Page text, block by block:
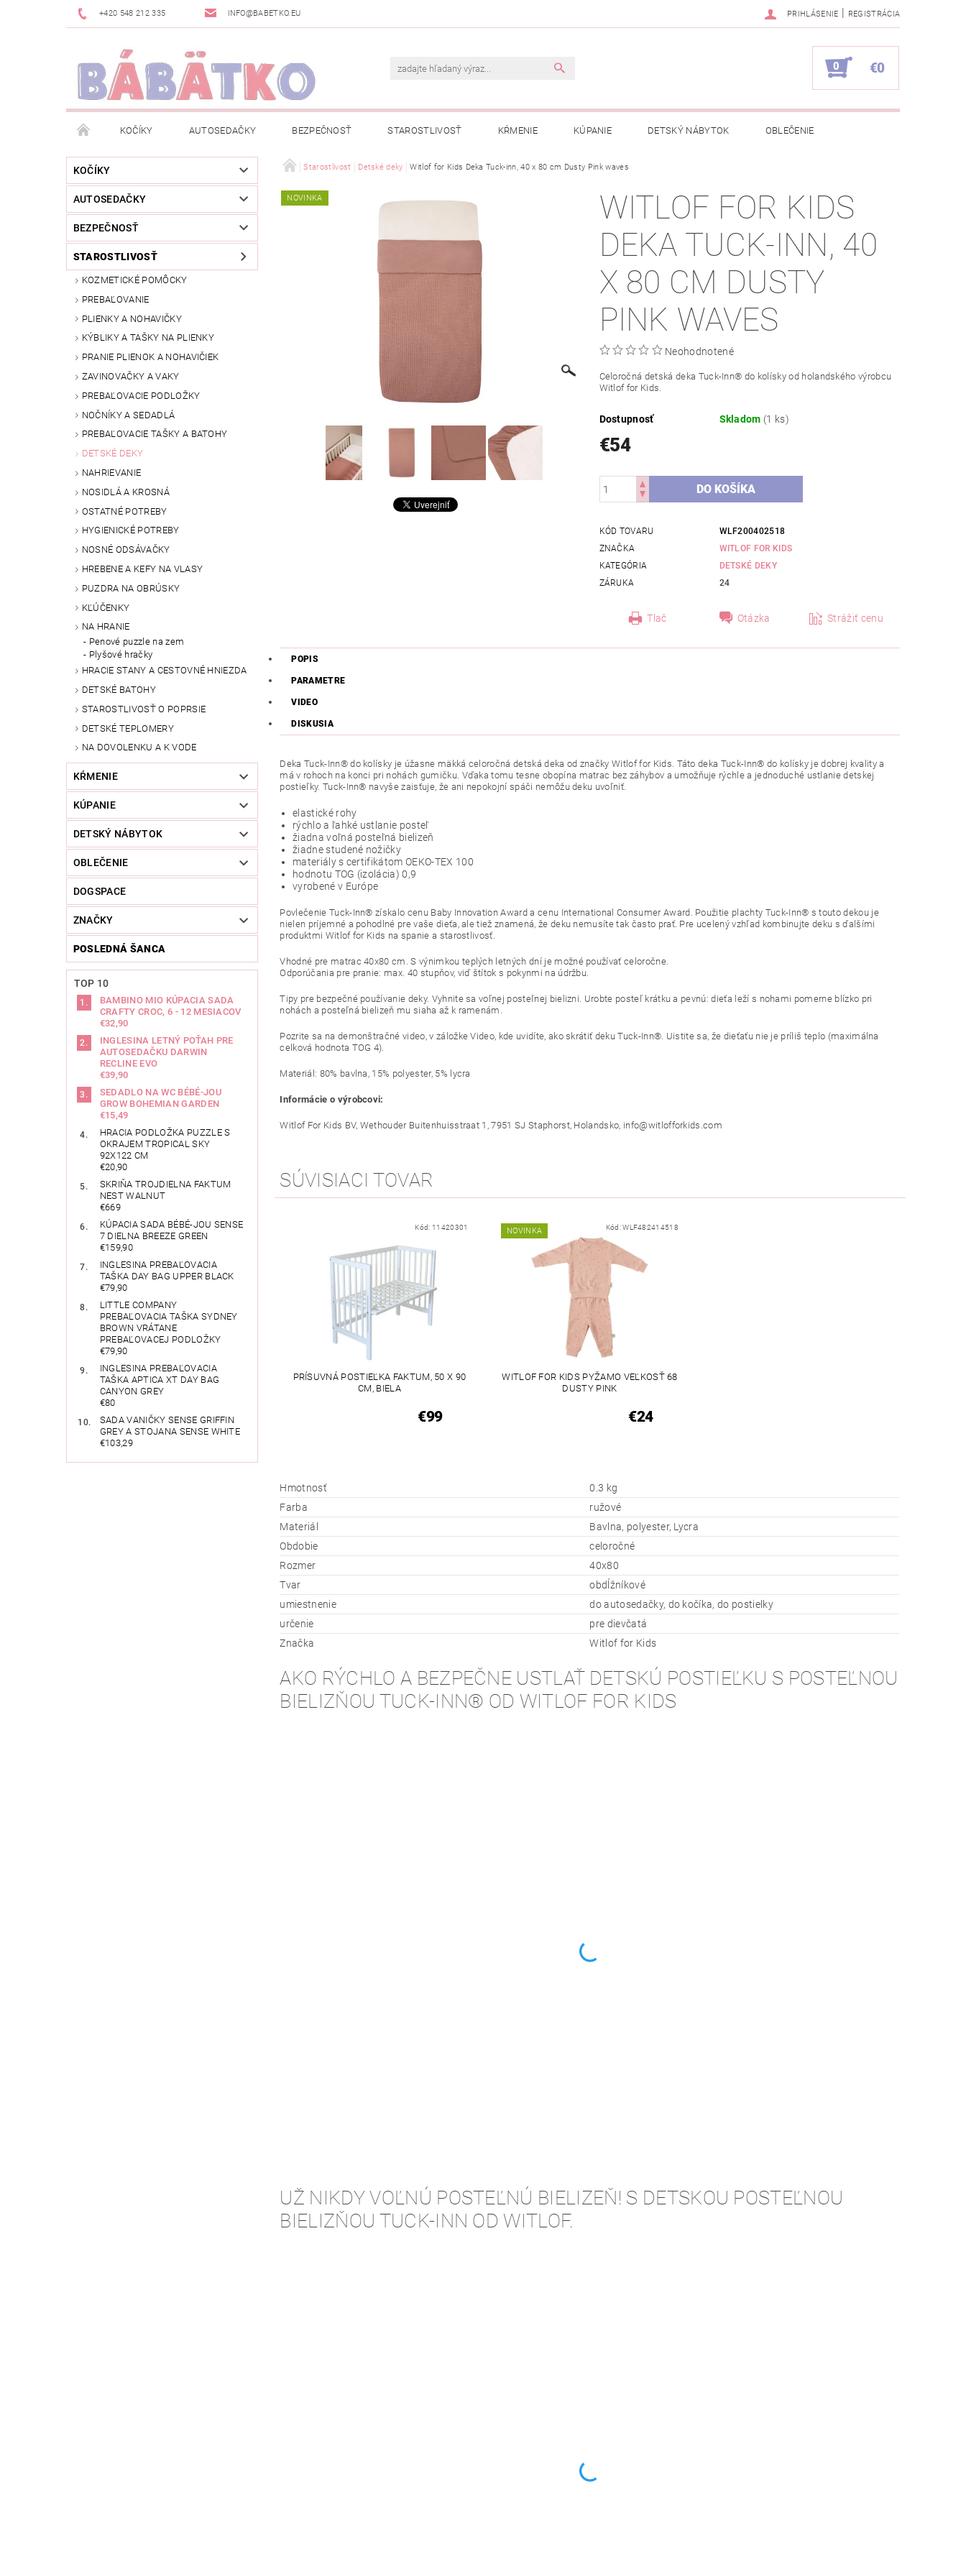
+420 548 212 335 INFO@BABETKO.EU PRIHLÁSENIE | REGISTRÁCIA
0 €0
KOČÍKY AUTOSEDAČKY BEZPEČNOSŤ STAROSTLIVOSŤ KŔMENIE KÚPANIE DETSKÝ NÁBYTOK OBLEČENIE
DOGSPACE POSLEDNÁ ŠANCA OBCHODNÉ PODMIENKY OCHRANA OSOBNÝCH ÚDAJOV
NOVINKY MOJA OBJEDNÁVKA
KOČÍKY
AUTOSEDAČKY
BEZPEČNOSŤ
STAROSTLIVOSŤ
KOZMETICKÉ POMÔCKY
PREBAĽOVANIE
PLIENKY A NOHAVIČKY
KÝBLIKY A TAŠKY NA PLIENKY
PRANIE PLIENOK A NOHAVIČIEK
ZAVINOVAČKY A VAKY
PREBAĽOVACIE PODLOŽKY
NOČNÍKY A SEDADLÁ
PREBAĽOVACIE TAŠKY A BATOHY
DETSKÉ DEKY
NAHRIEVANIE
NOSIDLÁ A KROSNÁ
OSTATNÉ POTREBY
HYGIENICKÉ POTREBY
NOSNÉ ODSÁVAČKY
HREBENE A KEFY NA VLASY
PUZDRA NA OBRÚSKY
KĽÚČENKY
NA HRANIE
Penové puzzle na zem
Plyšové hračky
HRACIE STANY A CESTOVNÉ HNIEZDA
DETSKÉ BATOHY
STAROSTLIVOSŤ O POPRSIE
DETSKÉ TEPLOMERY
NA DOVOLENKU A K VODE
KŔMENIE
KÚPANIE
DETSKÝ NÁBYTOK
OBLEČENIE
DOGSPACE
ZNAČKY
POSLEDNÁ ŠANCA
TOP 10
BAMBINO MIO KÚPACIA SADA
CRAFTY CROC, 6 - 12 MESIACOV
€32,90
INGLESINA LETNÝ POŤAH PRE
AUTOSEDAČKU DARWIN
RECLINE EVO
€39,90
SEDADLO NA WC BÉBÉ-JOU
GROW BOHEMIAN GARDEN
€15,49
HRACIA PODLOŽKA PUZZLE S
OKRAJEM TROPICAL SKY
92X122 CM
€20,90
SKRIŇA TROJDIELNA FAKTUM
NEST WALNUT
€669
KÚPACIA SADA BÉBÉ-JOU SENSE
7 DIELNA BREEZE GREEN
€159,90
INGLESINA PREBAĽOVACIA
TAŠKA DAY BAG UPPER BLACK
€79,90
LITTLE COMPANY
PREBAĽOVACIA TAŠKA SYDNEY
BROWN VRÁTANE
PREBAĽOVACEJ PODLOŽKY
€79,90
INGLESINA PREBAĽOVACIA
TAŠKA APTICA XT DAY BAG
CANYON GREY
€80
SADA VANIČKY SENSE GRIFFIN
GREY A STOJANA SENSE WHITE
€103,29
Starostlivosť Detské deky Witlof for Kids Deka Tuck-inn, 40 x 80 cm Dusty Pink waves
NOVINKA
WITLOF FOR KIDS
DEKA TUCK-INN, 40
X 80 CM DUSTY
PINK WAVES
Neohodnotené
Celoročná detská deka Tuck-Inn® do kolísky od holandského výrobcu
Witlof for Kids.
Dostupnosť Skladom (1 ks)
€54
KÓD TOVARU
WLF200402518
ZNAČKA
WITLOF FOR KIDS
KATEGÓRIA
DETSKÉ DEKY
ZÁRUKA
24
Tlač Otázka Strážiť cenu
POPIS
PARAMETRE
VIDEO
DISKUSIA
Deka Tuck-Inn® do kolísky je úžasne mäkká celoročná detská deka od značky Witlof for Kids. Táto deka Tuck-Inn® do kolísky je dobrej kvality a
má v rohoch na konci pri nohách gumičku. Vďaka tomu tesne obopína matrac bez záhybov a umožňuje rýchle a jednoduché ustlanie detskej
postieľky. Tuck-Inn® navyše zaisťuje, že ani nepokojní spáči nemôžu deku uvoľniť.
elastické rohy
rýchlo a ľahké ustlanie posteľ
žiadna voľná posteľná bielizeň
žiadne studené nožičky
materiály s certifikátom OEKO-TEX 100
hodnotu TOG (izolácia) 0,9
vyrobené v Európe
Povlečenie Tuck-Inn® získalo cenu Baby Innovation Award a cenu International Consumer Award. Použitie plachty Tuck-Inn® s touto dekou je
nielen príjemné a pohodlné pre vaše dieťa, ale tiež znamená, že deku nemusíte tak často prať. Pre ucelený vzhľad kombinujte deku s ďalšími
produktmi Witlof for Kids na spanie a starostlivosť.
Vhodné pre matrac 40x80 cm. S výnimkou teplých letných dní je možné používať celoročne.
Odporúčania pre pranie: max. 40 stupňov, viď štítok s pokynmi na údržbu.
Tipy pre bezpečné používanie deky. Vyhnite sa voľnej posteľnej bielizni. Urobte posteľ krátku a pevnú: dieťa leží s nohami pomerne blízko pri
nohách a posteľná bielizeň mu siaha až k ramenám.
Pozrite sa na demonštračné video, v záložke Video, kde uvidíte, ako skrátiť deku Tuck-Inn®. Uistite sa, že dieťaťu nie je príliš teplo (maximálna
celková hodnota TOG 4).
Materiál: 80% bavlna, 15% polyester, 5% lycra
Informácie o výrobcovi:
Witlof For Kids BV, Wethouder Buitenhuisstraat 1, 7951 SJ Staphorst, Holandsko, info@witlofforkids.com
SÚVISIACI TOVAR
Kód: 11420301
PRÍSUVNÁ POSTIEĽKA FAKTUM, 50 X 90
CM, BIELA
€99
NOVINKA Kód:WLF482414518
WITLOF FOR KIDS PYŽAMO VEĽKOSŤ 68
DUSTY PINK
€24
Hmotnosť
0.3 kg
Farba
ružové
Materiál
Bavlna, polyester, Lycra
Obdobie
celoročné
Rozmer
40x80
Tvar
obdĺžníkové
umiestnenie
do autosedačky, do kočíka, do postielky
určenie
pre dievčatá
Značka
Witlof for Kids
AKO RÝCHLO A BEZPEČNE USTLAŤ DETSKÚ POSTIEĽKU S POSTEĽNOU
BIELIZŇOU TUCK-INN® OD WITLOF FOR KIDS
UŽ NIKDY VOĽNÚ POSTEĽNÚ BIELIZEŇ! S DETSKOU POSTEĽNOU
BIELIZŇOU TUCK-INN OD WITLOF.